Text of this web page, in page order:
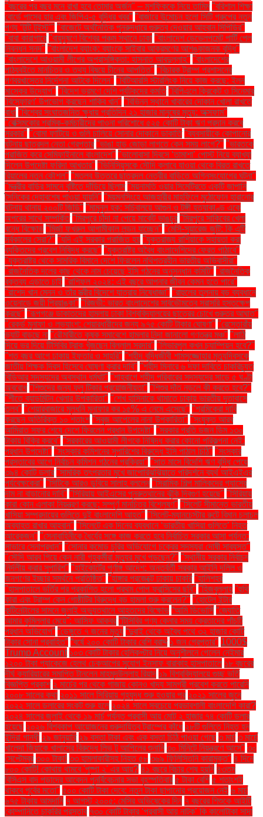
"বছরের পর বছর মনে রাখা হবে তোমার অর্জন" – মুশফিককে নিয়ে তামিম "বরিশাল শিক্ষা
বোর্ডে পাসের হার এবং জিপিএ-৫ বৃদ্ধির খবর" "বাজারে উন্মোচন হলো সিটি গ্রুপের নতুন
পণ্য ‘টুটি টুইস্ট’" "বাজেটে অর্থনৈতিক পুনরুদ্ধারে গুরুত্ব দেওয়ার আহ্বান সিপিডির"
"বাবা কারাগারে "বায়ুদূষণে বিশ্বের পঞ্চম স্থানে ঢাকা "বাংলাদেশ ডেভেলপমেন্ট পার্টি পেল
নিবন্ধন সনদ" "বাংলাদেশ ব্যাংক: ব্যাংকে সাইবার আক্রমণের আশঙ্কাজনক বৃদ্ধি"
"বাংলাদেশে আওয়ামী লীগের অপ্রাসঙ্গিকতা: হাসনাত আবদুল্লাহ" "বাংলাদেশের
পাঠ্যবইতে মানচিত্র ও তথ্য বিষয়ে চীনের আপত্তি" "বিচারক ট্রাম্প প্রশাসনের
গণবরখাস্তের নির্দেশনা আটকে দিলেন" "বিটিআরসি স্টারলিংক নিয়ে কাজ করছে: ইলন
মাস্কের উদ্যোগ" "বিদেশ ভ্রমণে দেশি পর্যটকদের কমতি "বিপিএলে ক্রিকেট ও সিনেমার
'বিস্ফোরণ' উপভোগ করছেন শাকিব খান" "বিভিন্ন স্থানে খাবারের দোকান খোলা রাখতে
বাধা "বিশ্বের সংঘাতজনিত ক্ষুধায় প্রতিদিন ২১ হাজার মানুষের মৃত্যু: অক্সফাম"
"বেক্সিমকোর শ্রমিক-কর্মচারীদের পাওনা পরিশোধে ৫২৫ কোটি টাকা ঋণ প্রদান করবে
সরকার" "বোমা ফাটিয়ে ও গুলি চালিয়ে সোনার দোকানে ডাকাতি "ব্যবসায়ীকে কোপানোর
ঘটনায় ছাত্রদল নেতা গ্রেপ্তার "ভাঙা হাড় জোড়া লাগতে কেন সময় লাগে?" "ভারতকে
পরাজিত করে সেমিফাইনালে বাংলাদেশ" "ভালোবাসা দিবসে ‘তামাশা’ পোস্ট নিয়ে ব্যাখ্যা
দিলেন উপদেষ্টা ফরিদা আখতার" "ভিনিসিয়ুসকে সৌদি ক্লাবে যাওয়া থেকে বিরত রাখতে
রিয়ালের নতুন কৌশল" "মতলব উত্তরে ছাত্রদল নেত্রীর বাড়িতে অগ্নিসংযোগের ঘটনা"
"মন্ত্রীর বাড়ির সামনে বৃষ্টিতে দাঁড়িয়ে ছিলাম "ময়নামতি ওয়ার সিমেট্রিতে একটি জাপানি
সৈনিকের দেহাবশেষ পাওয়া যায়নি" "ময়মনসিংহে আজহারীর মাহফিলে মুঠোফোন হারানোর
ঘটনায় থানায় ২০০টি জিডি" "মামুনুল হক: সচিবালয়ে আগুন ও টঙ্গী হত্যাকাণ্ড একে
অপরের সাথে সম্পর্কিত "মিরপুরে চাঁদা না পেয়ে মার্কেট ভাঙচুর "মিরপুরে সাকিবের খেলা
বন্ধে বিক্ষোভ "মির্জা ফখরুল আগামীকাল লন্ডন যাচ্ছেন" "মেসি-সুয়ারেজ জুটি: কি এটি
সর্বকালের সেরা?" "যদি এই সরকার পরাজিত হয় "যুক্তরাজ্য রাশিয়াকে সহায়তা করা
ব্যক্তিদের প্রবেশ নিষিদ্ধ করছে" "যুক্তরাষ্ট্র অবৈধ বাংলাদেশিদের ফেরত পাঠাবে"
"যুক্তরাষ্ট্র থেকে সামরিক বিমানে দেশে ফিরলেন নথিপত্রহীন ভারতীয় অভিবাসীরা"
"রাজনৈতিক দলের কাছ থেকে নাম চেয়েছে ইসি গঠনের অনুসন্ধান কমিটি" "রাজনৈতিক
বক্তব্য এড়াতে চাই "রাশিফল ২০২৪: এই বছরে আপনার জীবন কেমন হতে পারে"
"রাশেদ খান মেনন ও তাঁর স্ত্রীর বিদেশে যাত্রায় নিষেধাজ্ঞা" "রাহুলের তুলনায় বড় ব্যবধানে
ওয়েনাডে জয়ী প্রিয়াঙ্কা" "রিজভী: ভারত বাংলাদেশের সার্বভৌমত্বে সরাসরি হস্তক্ষেপ
করছে" "রূপগঞ্জে ডাকাতদের হামলায় ঢাকা বিশ্ববিদ্যালয়ের ছাত্রের চোখে গুরুতর আঘাত"
"রেকর্ড মুনাফা ও লভ্যাংশ: শেয়ারধারীদের জন্য ৯৭৫ কোটি টাকার ঘোষণা" "রেস্তোরাঁয়
ভ্যাট বাড়ছে না "রৌমারীতে কৃষক সমাবেশে হামলার নিন্দা জানালো গণতন্ত্র মঞ্চ" "লাঠি
দিয়ে ভর দিয়ে টিসিবির ট্রাক খুঁজছেন বিল্লাল সরদার" "লিভারপুল কখন চ্যাম্পিয়ন হবে?"
"শত বছর আগে ঢাকায় ইফতার ও সাহ্‌রি" "শহীদ বুদ্ধিজীবী শামসুজ্জোহার মৃত্যুদিবসকে
জাতীয় শিক্ষক দিবস হিসেবে ঘোষণা করার দাবি" "শহীদ মিনারে ৬ দফা দাবিতে চাকরিচ্যুত
বিডিআর সদস্যদের অবস্থান ধর্মঘট" "শাহবাগে শহীদ পরিবারের সদস্যদের সাড়ে ৫ ঘণ্টা
অবরোধ "শিশুদের জন্য ফ্লু টিকার প্রয়োজনীয়তা" "শিশুর দাঁত নড়লে কী করতে হবে?"
"শীতে ব্যাডমিন্টন খেলার উপকারিতা" "শেখ হাসিনাকে থামাতে ঢাকায় ভারতীয় দূতাবাসে
তলব" "শেয়ারবাজারে মূলধনি মুনাফার কর ১৫% এ নেমে এসেছে" "শ্রমিকেরা দাবি
করছেন অতিরিক্ত ১০ শতাংশ "সবুজ আপেলের নানা উপকারিতা" "সংযুক্ত আরব
আমিরাত সফর শেষে দেশে ফিরলেন প্রধান উপদেষ্টা" "সরকার প্রতি ডজন ডিম ১৩০
টাকায় বিক্রি করবে" "সরকারের আওয়ামী লীগকে নিষিদ্ধ করার কোনো পরিকল্পনা নেই:
প্রধান উপদেষ্টা" "সংস্কার কমিশনের সুপারিশের বিরুদ্ধে ইসি পাঠাল চিঠি" "সংস্কার
প্রস্তাবের আগে নির্বাচন কমিশন গঠনের প্রক্রিয়া" "সাত মাসে বিদেশি ঋণ বৃদ্ধি পেয়ে
৩৯৪ কোটি ডলার "সামরিক তৎপরতার মুখে জাপোরিঝঝিয়াতে পরিদর্শনে ব্যর্থ আইএইএর
পর্যবেক্ষকেরা" "সিটিকে আরও ডুবিয়ে সালাহ বললেন "সিরামিক শিল্প মালিকদের গ্যাসের
দাম না বাড়ানোর দাবি" "সিরিয়ায় আইএসের পুনরুত্থানের ঝুঁকি দ্বিগুণ হয়েছে" "সিরিয়ায়
কারা কোন এলাকা নিয়ন্ত্রণ করছে: সম্পূর্ণ মানচিত্র বিশ্লেষণ" "সিলেট সীমান্তে ভারতীয়
খাসিয়া সম্প্রদায়ের গুলিতে দুই বাংলাদেশি আহত" "সিলেট-ম্যানচেস্টার রুটে বিমান চলাচল
অব্যাহত রাখার আহ্বান" "সিলেটে এক দিনের ব্যবধানে ‘ভারতীয় খাসিয়া গু‌লিতে’ নিহত
আরেকজন" "সেনাবাহিনীকে ধৈর্যের সঙ্গে কাজ করতে হবে নির্বাচিত সরকার আসা পর্যন্ত:
সাভারে সেনাপ্রধান" "সোনার কমোড চুরির অভিযোগে চক্রের সদস্যরা দোষী সাব্যস্ত"
"সৌদি আরব গিয়ে কেন নারী গৃহকর্মীরা মৃত্যুর মুখে পড়ছেন?" "স্থানীয় সরকার নির্বাচন
নির্দলীয় করার সুপারিশ" "হাইকোর্টের পূর্ণাঙ্গ আদেশ: অন্তর্বর্তী সরকার আইনি দলিল ও
জনগণের ইচ্ছার সমর্থনে প্রতিষ্ঠিত" "হাঙ্গার প্রজেক্টে ঢাকায় চাকরি "হালিশহর
"হাসপাতালে ভর্তির পর প্রকাশিত হলো প্রথম পোপ ফ্রান্সিসের ছবি" "হিজবুল্লাহ "হুথি
কারা এবং ট্রাম্প কেন গোষ্ঠীটির বিরুদ্ধে বড় হামলা শুরু করলেন?" "হোটেল ইন্টার
কন্টিনেন্টালের সামনে জুলাই অভ্যুত্থানে আহতদের বিক্ষোভ “আমি ডিভোর্সি “জ্যোতি
আমার কুমিল্লার মেয়ে”: আসিফ আকবর “টিসিবির পণ্য কেনার সময় ক্রেতাদের পাঁচটি
প্রধান অভিযোগ” “ডেঙ্গুতে ৭ জনের মৃত্যু “দুবাই থেকে অবৈধ পথে ৩২ হাজার কোটি
টাকার সোনা প্রবাহিত” “বর্ষে ২০০ কোটি টাকার বেশি বরাদ্দ ১ জন গ্রেপ্তার" 1000$
Trump Account ১০৩ কোটি টাকার হেলিকপ্টার নিয়ে অনুশীলনে গেলেন নেইমার
১২০০ টাকা প্যাকেজে হেলথ চেকআপের সুযোগ ইনসাফ বারাকাহ হাসপাতালে ১৮ বছরের
দীর্ঘ ক্যারিয়ারের সমাপ্তি টানলেন মাহমুদউল্লাহ রিয়াদ ১৯ বিশ্ববিদ্যালয়ে গুচ্ছ ভর্তি
বিজ্ঞপ্তি প্রকাশ ২ মার্চের পর থেকে গাজায় কোনও খাদ্য সামগ্রী প্রবেশ করতে পারেনি
২০০৮ সালের কথা ২০১১ সালে সিরিয়ায় গৃহযুদ্ধ শুরু হওয়ার পর ২০২১ সালের জুনে
২০২২ সালে ডলারের সংকট শুরু হলে ২০২৪ সালে সবচেয়ে প্রভাবশালী বাংলাদেশি কারা?
২০২৪ সালের জুলাই থেকে ১৯ মার্চ পর্যন্ত প্রবাসী আয় মোট ২ হাজার ৭৪ কোটি ডলার
হয়েছে ২০২৬ বিশ্বকাপ আয়োজনের গুরুদায়িত্ব ট্রাম্পের কাঁধে ২৮টি গুলিতে নিহত হন
ইন্দিরা গান্ধী ২৯ জানুয়ারি ২৯ বস্তা টাকা এবং এক বস্তা চিঠি পাওয়া গেছে ৩ মার্চ ৩ মার্চে
খালেদা জিয়াকে খালাসের বিরুদ্ধে লিভ টু আপিলের শুনানি ৩০ মিনিটে নিয়ন্ত্রণে আসে" ৩০
সেপ্টেম্বর ৩০০ টাকা! ৩৩ হামলাকারীসহ নিহত ৫৮ ৩৬৯ ফিলিস্তিনি কারামুক্ত" ৪ দিনে
৮০০ কোটি! কোথায় থামবে 'পুষ্পা ২' এর আয়? ৪১ বছরে বিচার শেষ হয়নি ৪৩তম
বিসিএস বাদ পড়াদের আবেদন পুনর্বিবেচনার সভা বৃহস্পতিবার ৫ টাকা বেশি ৫ শতাংশই
থাকবে পূর্বের মতো" ৫০০ কোটি টাকা দেবে: নতুন টাকা ছাপানোর প্রয়োজন নেই ৬ মার্চ
৬৭৫ টাকায় আমদানি ৭ আগস্ট ২০০৫: মেসির অভিষেকের দিন ৭ বছরের শিশুকে আইটি
কোম্পানিতে চাকরির প্রস্তাব ৭৩০ কোটি টাকার ‘প্রবাসী আয় নাটক’ কি কালোটাকা সাদা